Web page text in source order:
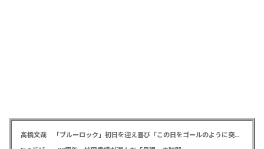
高橋文哉 「ブルーロック」初日を迎え喜び「この日をゴールのように突っ走ってきた」